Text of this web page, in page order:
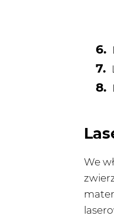
We